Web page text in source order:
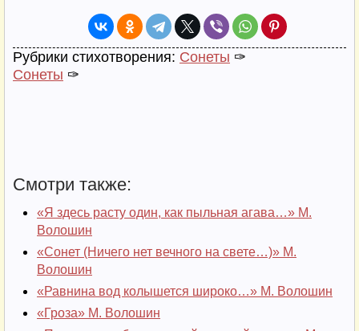
Рубрики стихотворения: Сонеты ✑
Сонеты ✑
Смотри также:
«Я здесь расту один, как пыльная агава…» М.
Волошин
«Сонет (Ничего нет вечного на свете…)» М.
Волошин
«Равнина вод колышется широко…» М. Волошин
«Гроза» М. Волошин